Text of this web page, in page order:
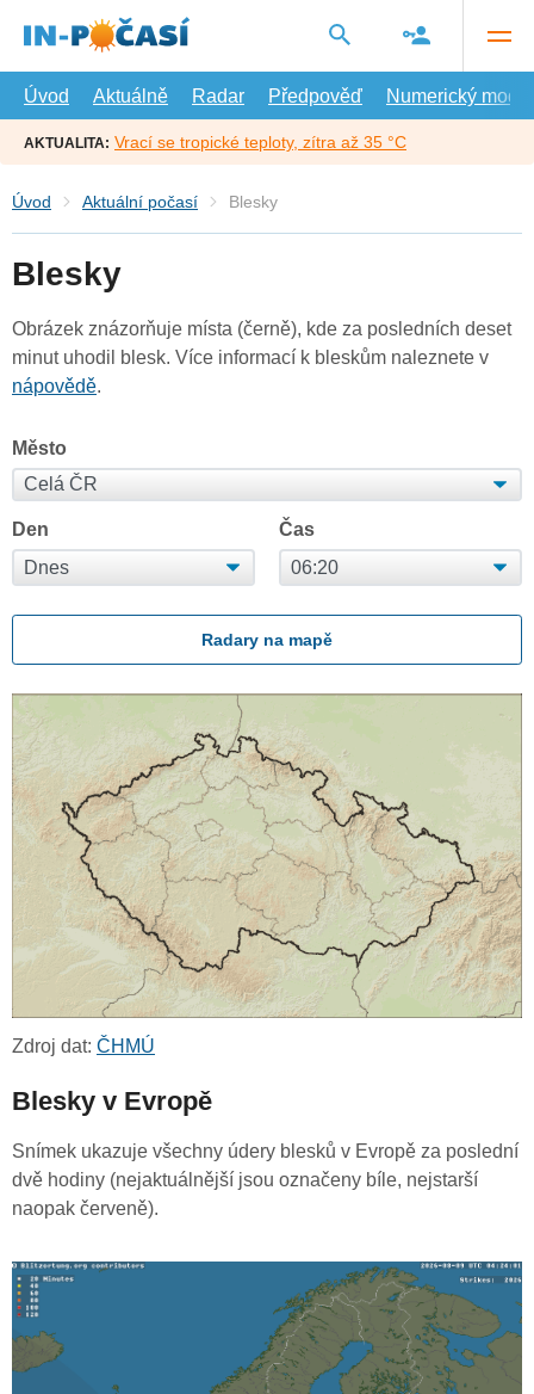
hlavní
Úvod
Aktuálně Radar Předpověď Numerický model
AKTUALITA: Vrací se tropické teploty, zítra až 35 °C
Úvod Aktuální počasí Blesky
Blesky
Obrázek znázorňuje místa (černě), kde za posledních deset
minut uhodil blesk. Více informací k bleskům naleznete v
nápovědě.
Město
Den Čas
Radary na mapě
Zdroj dat: ČHMÚ
Blesky v Evropě
Snímek ukazuje všechny údery blesků v Evropě za poslední
dvě hodiny (nejaktuálnější jsou označeny bíle, nejstarší
naopak červeně).